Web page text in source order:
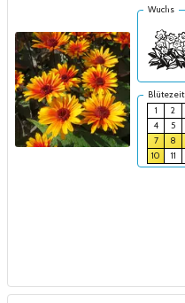
Wuchs
Blütezeit
1
2
4
5
7
8
10
11